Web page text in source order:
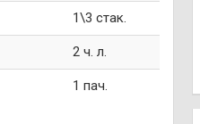
1\3 стак.
2 ч. л.
1 пач.